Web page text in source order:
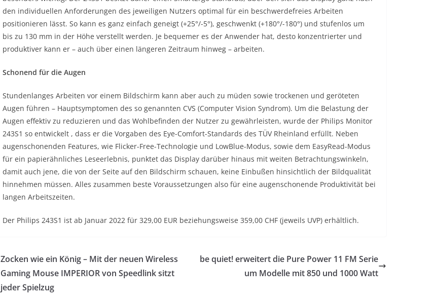
den individuellen Anforderungen des jeweiligen Nutzers optimal für ein beschwerdefreies Arbeiten
positionieren lässt. So kann es ganz einfach geneigt (+25°/-5°), geschwenkt (+180°/-180°) und stufenlos um
bis zu 130 mm in der Höhe verstellt werden. Je bequemer es der Anwender hat, desto konzentrierter und
produktiver kann er – auch über einen längeren Zeitraum hinweg – arbeiten.
Schonend für die Augen
Stundenlanges Arbeiten vor einem Bildschirm kann aber auch zu müden sowie trockenen und geröteten
Augen führen – Hauptsymptomen des so genannten CVS (Computer Vision Syndrom). Um die Belastung der
Augen effektiv zu reduzieren und das Wohlbefinden der Nutzer zu gewährleisten, wurde der Philips Monitor
243S1 so entwickelt , dass er die Vorgaben des Eye-Comfort-Standards des TÜV Rheinland erfüllt. Neben
augenschonenden Features, wie Flicker-Free-Technologie und LowBlue-Modus, sowie dem EasyRead-Modus
für ein papierähnliches Leseerlebnis, punktet das Display darüber hinaus mit weiten Betrachtungswinkeln,
damit auch jene, die von der Seite auf den Bildschirm schauen, keine Einbußen hinsichtlich der Bildqualität
hinnehmen müssen. Alles zusammen beste Voraussetzungen also für eine augenschonende Produktivität bei
langen Arbeitszeiten.
Der Philips 243S1 ist ab Januar 2022 für 329,00 EUR beziehungsweise 359,00 CHF (jeweils UVP) erhältlich.
Zocken wie ein König – Mit der neuen Wireless
Gaming Mouse IMPERIOR von Speedlink sitzt
jeder Spielzug
be quiet! erweitert die Pure Power 11 FM Serie
um Modelle mit 850 und 1000 Watt